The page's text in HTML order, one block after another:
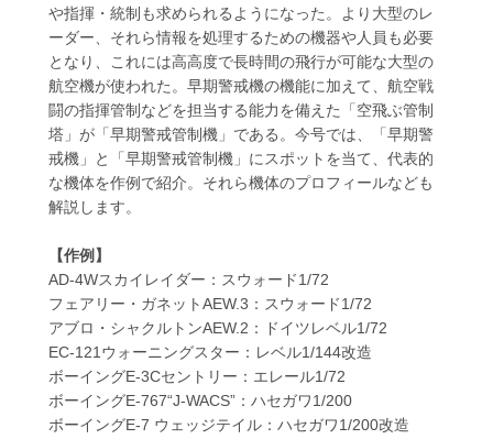
や指揮・統制も求められるようになった。より大型のレ
ーダー、それら情報を処理するための機器や人員も必要
となり、これには高高度で長時間の飛行が可能な大型の
航空機が使われた。早期警戒機の機能に加えて、航空戦
闘の指揮管制などを担当する能力を備えた「空飛ぶ管制
塔」が「早期警戒管制機」である。今号では、「早期警
戒機」と「早期警戒管制機」にスポットを当て、代表的
な機体を作例で紹介。それら機体のプロフィールなども
解説します。
【作例】
AD-4Wスカイレイダー：スウォード1/72
フェアリー・ガネットAEW.3：スウォード1/72
アブロ・シャクルトンAEW.2：ドイツレベル1/72
EC-121ウォーニングスター：レベル1/144改造
ボーイングE-3Cセントリー：エレール1/72
ボーイングE-767“J-WACS”：ハセガワ1/200
ボーイングE-7 ウェッジテイル：ハセガワ1/200改造